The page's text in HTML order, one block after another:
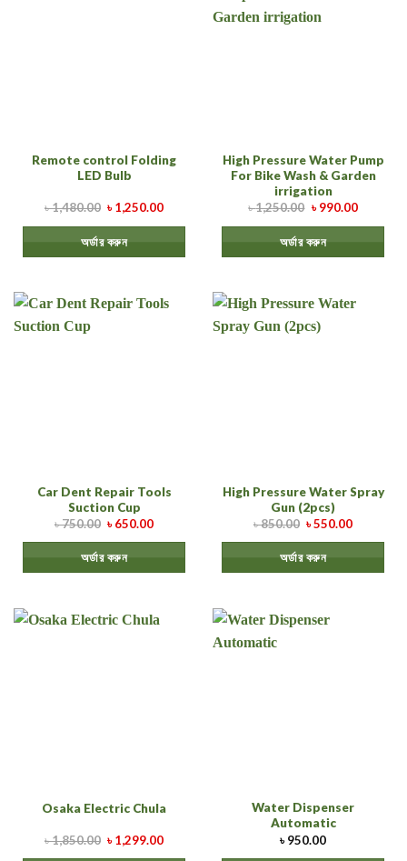
Remote control Folding
LED Bulb
৳1,480.00 ৳1,250.00
অর্ডার করুন
High Pressure Water Pump
For Bike Wash & Garden
irrigation
৳1,250.00 ৳990.00
অর্ডার করুন
Car Dent Repair Tools
Suction Cup
৳750.00 ৳650.00
অর্ডার করুন
High Pressure Water Spray
Gun (2pcs)
৳850.00 ৳550.00
অর্ডার করুন
Osaka Electric Chula
৳1,850.00 ৳1,299.00
Water Dispenser
Automatic
৳950.00